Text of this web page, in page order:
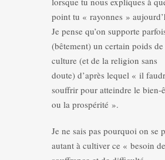
point tu « rayonnes »
Je pense qu’on supporte
(bêtement) un certain poids
culture (et de la religion sans
doute) d’après lequel « il
souffrir pour atteindre le bien-
ou la prospérité ».
Je ne sais pas pourquoi on se
autant à cultiver ce « besoin de